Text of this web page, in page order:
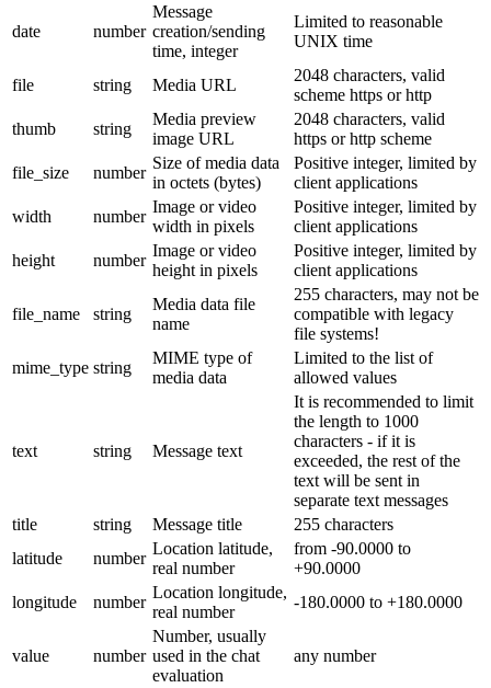
date number
Message
creation/sending
time, integer
Limited to reasonable
UNIX time
file string Media URL
2048 characters, valid
scheme https or http
thumb
string
Media preview
image URL
2048 characters, valid
https or http scheme
file_size
number
Size of media data
in octets (bytes)
Positive integer, limited by
client applications
width
number
Image or video
width in pixels
Positive integer, limited by
client applications
height
number
Image or video
height in pixels
Positive integer, limited by
client applications
file_name string
Media data file
name
255 characters, may not be
compatible with legacy
file systems!
mime_type string
MIME type of
media data
Limited to the list of
allowed values
text string Message text
It is recommended to limit
the length to 1000
characters - if it is
exceeded, the rest of the
text will be sent in
separate text messages
title
string Message title
255 characters
latitude
number
Location latitude,
real number
from -90.0000 to
+90.0000
longitude
number
Location longitude,
real number
-180.0000 to +180.0000
value number
Number, usually
used in the chat
evaluation
any number